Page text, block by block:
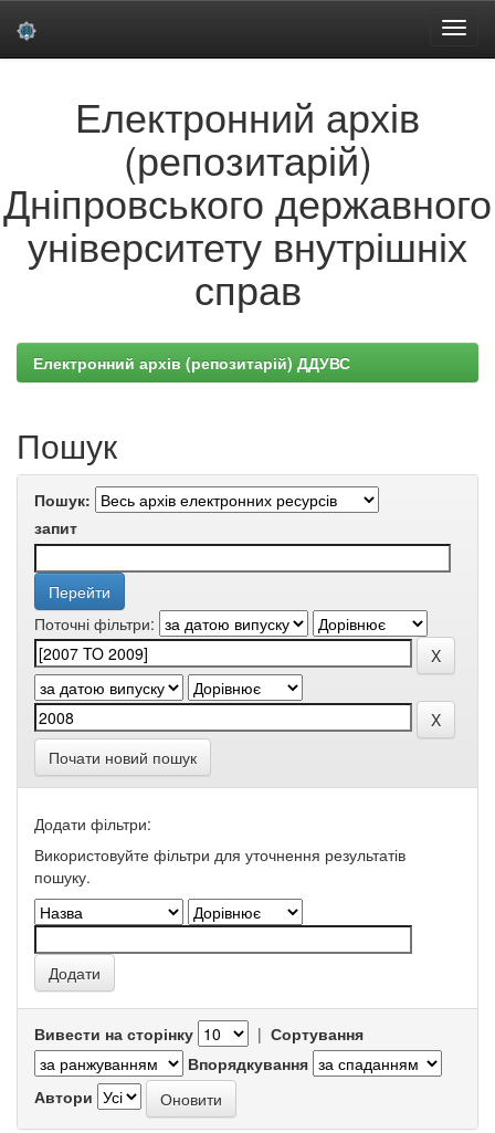
Електронний архів
(репозитарій)
Дніпровського державного
університету внутрішніх
справ
Електронний архів (репозитарій) ДДУВС
Пошук
Пошук:
запит
Поточні фільтри:
Почати новий пошук
Додати фільтри:
Використовуйте фільтри для уточнення результатів
пошуку.
Вивести на сторінку | Сортування
Впорядкування
Автори